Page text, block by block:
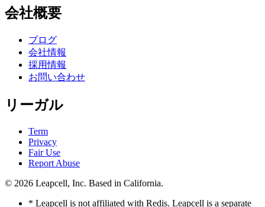
会社概要
ブログ
会社情報
採用情報
お問い合わせ
リーガル
Term
Privacy
Fair Use
Report Abuse
© 2026 Leapcell, Inc. Based in California.
* Leapcell is not affiliated with Redis. Leapcell is a separate